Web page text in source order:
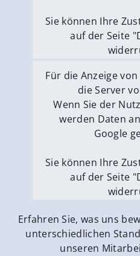
Sie können Ihre
auf der Seite
Externe
Für die Anzeige
die Server
Wenn Sie der
werden Daten
Google
Sie können Ihre
auf der Seite
Externe
Erfahren Sie, was uns
unterschiedlichen
unseren